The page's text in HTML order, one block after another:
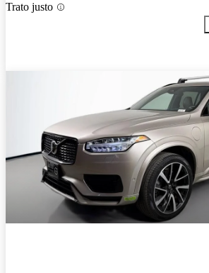
Trato justo